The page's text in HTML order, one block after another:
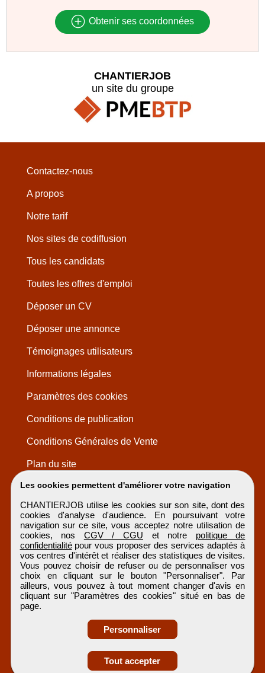
Obtenir ses
Obtenir ses coordonnées
Les cookies permettent d'améliorer votre navigation
CHANTIERJOB utilise les cookies sur son site, dont des
cookies d'analyse d'audience. En poursuivant votre
navigation sur ce site, vous acceptez notre utilisation de
cookies, nos CGV / CGU et notre politique de
confidentialitépour vous proposer des services adaptés à
vos centres d'intérêt et réaliser des statistiques de visites.
Vous pouvez choisir de refuser ou de personnaliser vos
choix en cliquant sur le bouton "Personnaliser". Par
ailleurs, vous pouvez à tout moment changer d'avis en
cliquant sur "Paramètres des cookies" situé en bas de
page.
Personnaliser
Tout accepter
CHANTIERJOB
un site du groupe
Contactez-nous
A propos
Notre tarif
Nos sites de codiffusion
Tous les candidats
Toutes les offres d'emploi
Déposer un CV
Déposer une annonce
Témoignages utilisateurs
Informations légales
Paramètres des cookies
Conditions de publication
Conditions Générales de Vente
Plan du site
CHANTIERJOB